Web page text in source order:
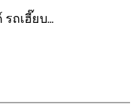
ถเฮี๊ยบ...